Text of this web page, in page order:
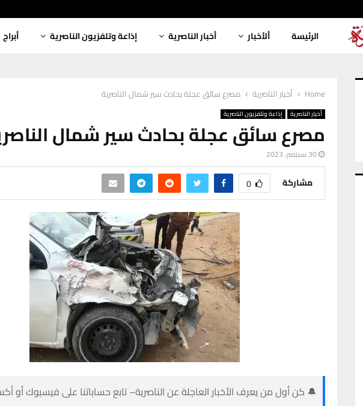
الرئيسة ألأخبار أخبار الناصرية إذاعة وتلفزيون الناصرية أبراج
Home أخبار الناصرية مصرع سائق عجلة بحادث سير شمال الناصرية
أخبار الناصرية إذاعة وتلفزيون الناصرية
مصرع سائق عجلة بحادث سير شمال
30 سبتمبر، 2023
مشاركة 0
🔔 كن أول من يعرف الأخبار العاجلة عن الناصرية– تابع حساباتنا على فيسبوك أو